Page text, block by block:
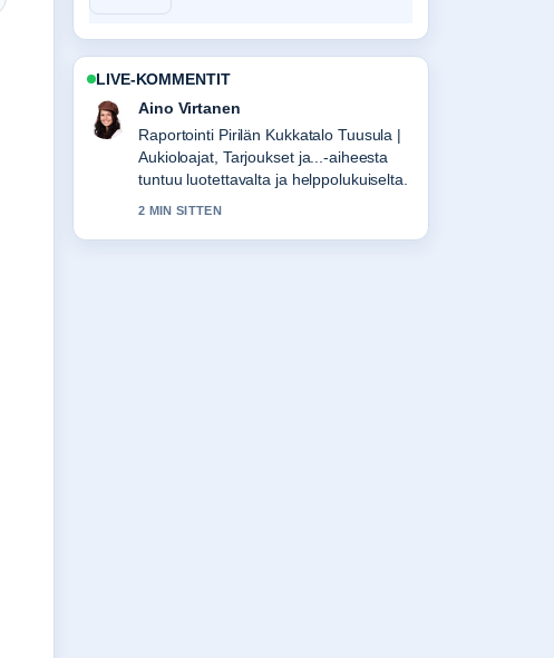
LIVE-KOMMENTIT
Elias Korhonen
Vahvaa tarkistustyota liittyen U-Krea
(virtsan kreatiniini) – viitearvot ja ero....
Useampien medioiden tulisi kirjoittaa